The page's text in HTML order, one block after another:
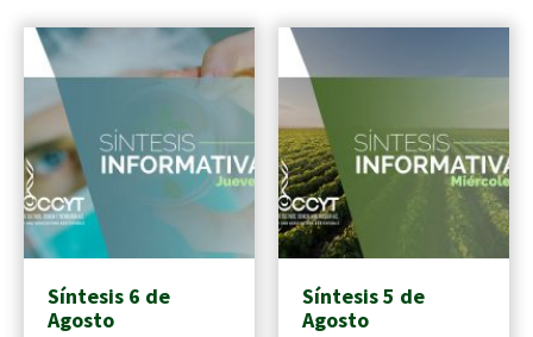
Síntesis 6 de
Agosto
Síntesis 5 de
Agosto